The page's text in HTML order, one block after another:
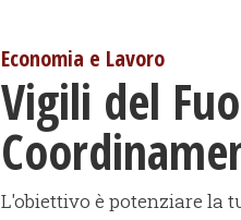
Economia e Lavoro
Vigili del
L'obiettivo è potenziare la